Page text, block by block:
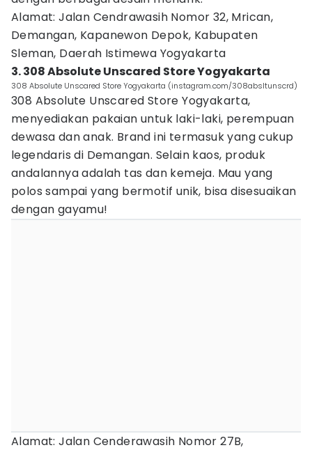
Alamat: Jalan Cendrawasih Nomor 32, Mrican,
Demangan, Kapanewon Depok, Kabupaten
Sleman, Daerah Istimewa Yogyakarta
3. 308 Absolute Unscared Store Yogyakarta
308 Absolute Unscared Store Yogyakarta (instagram.com/308absltunscrd)
308 Absolute Unscared Store Yogyakarta,
menyediakan pakaian untuk laki-laki, perempuan
dewasa dan anak. Brand ini termasuk yang cukup
legendaris di Demangan. Selain kaos, produk
andalannya adalah tas dan kemeja. Mau yang
polos sampai yang bermotif unik, bisa disesuaikan
dengan gayamu!
Alamat: Jalan Cenderawasih Nomor 27B,